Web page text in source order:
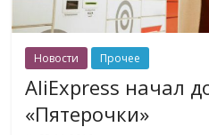
Новости Прочее
AliExpress начал
«Пятерочки»